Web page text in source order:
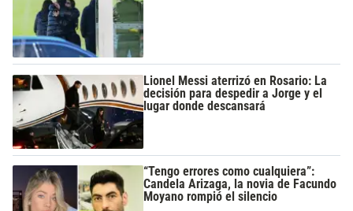
Lionel Messi aterrizó en Rosario: La
decisión para despedir a Jorge y el
lugar donde descansará
“Tengo errores como cualquiera”:
Candela Arizaga, la novia de Facundo
Moyano rompió el silencio